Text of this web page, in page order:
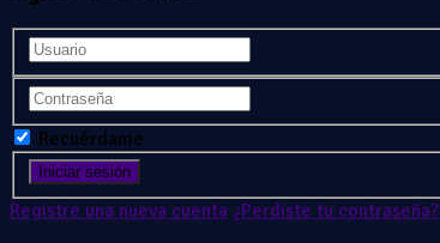
Recuérdame
Registre una nueva cuenta ¿Perdiste tu contraseña?